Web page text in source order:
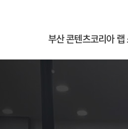
부산 콘텐츠코리아 랩